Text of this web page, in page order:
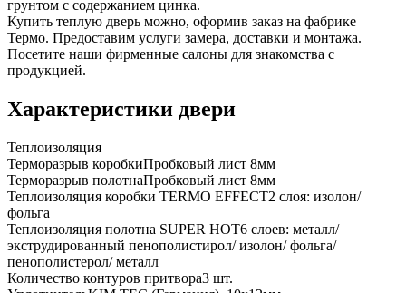
грунтом с содержанием цинка.
Купить теплую дверь можно, оформив заказ на фабрике
Термо. Предоставим услуги замера, доставки и монтажа.
Посетите наши фирменные салоны для знакомства с
продукцией.
Характеристики двери
Теплоизоляция
Терморазрыв коробкиПробковый лист 8мм
Терморазрыв полотнаПробковый лист 8мм
Теплоизоляция коробки TERMO EFFECT2 слоя: изолон/
фольга
Теплоизоляция полотна SUPER НОТ6 слоев: металл/
экструдированный пенополистирол/ изолон/ фольга/
пенополистерол/ металл
Количество контуров притвора3 шт.